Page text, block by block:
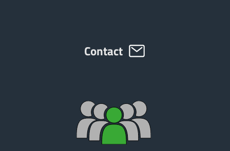
Contact